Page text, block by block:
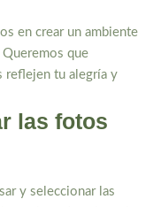
en crear un ambiente
que
reflejen tu alegría y
las fotos
y seleccionar las